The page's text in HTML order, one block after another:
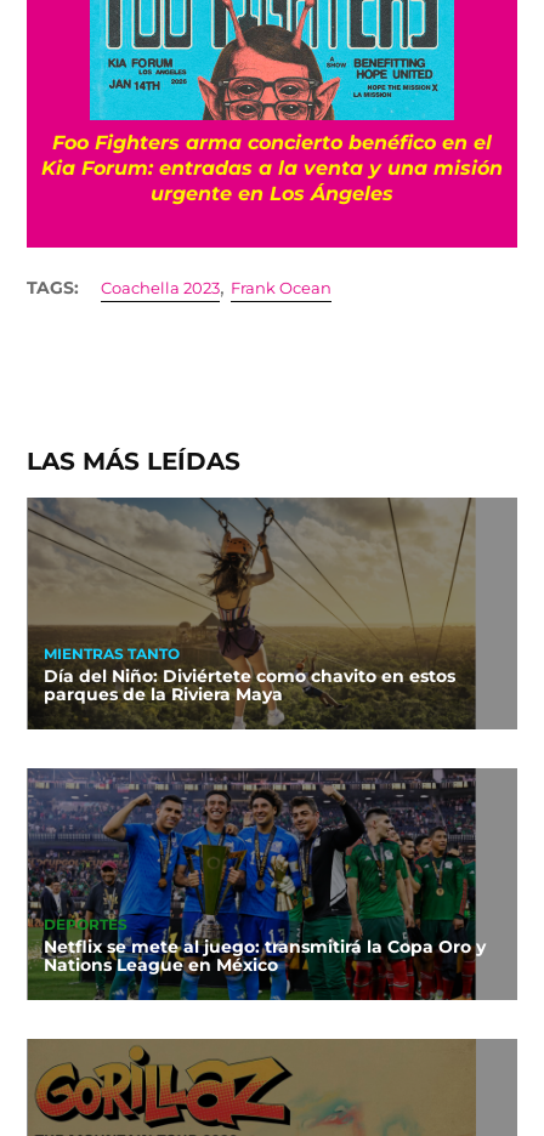
Foo Fighters arma concierto benéfico en el
Kia Forum: entradas a la venta y una misión
urgente en Los Ángeles
TAGS: Coachella 2023, Frank Ocean
LAS MÁS LEÍDAS
MIENTRAS TANTO
Día del Niño: Diviértete como chavito en estos
parques de la Riviera Maya
DEPORTES
Netflix se mete al juego: transmitirá la Copa Oro y
Nations League en México